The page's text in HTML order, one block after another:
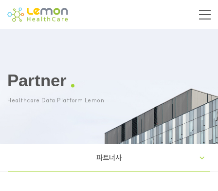
Partner
Healthcare Data Platform Lemon
파트너사